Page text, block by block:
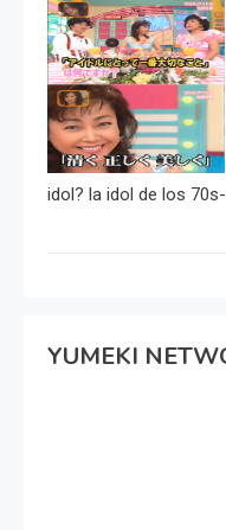
idol? la idol de los
YUMEKI